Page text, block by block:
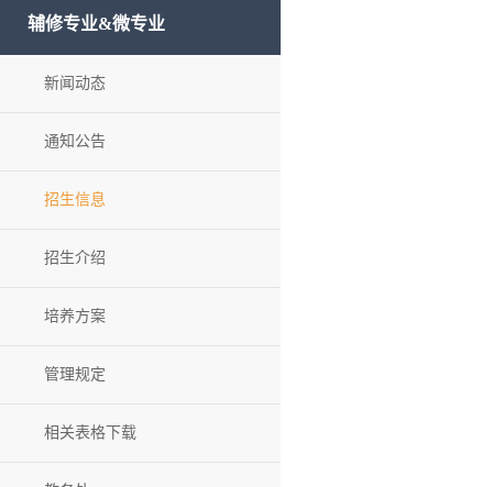
辅修专业&微专业
新闻动态
通知公告
招生信息
招生介绍
培养方案
管理规定
相关表格下载